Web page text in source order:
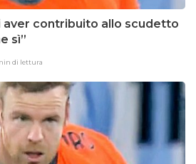
aver contribuito allo scudetto
sì”
di lettura